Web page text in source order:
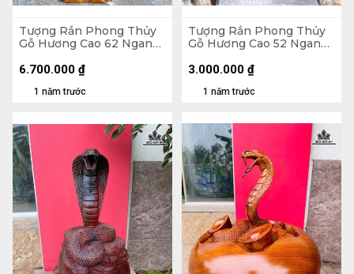
Tượng Rắn Phong Thủy
Gỗ Hương Cao 62 Ngang
1 năm trước
6.700.000 ₫
Tượng Rắn Phong Thủy
Gỗ Hương Cao 52 Ngang
1 năm trước
3.000.000 ₫